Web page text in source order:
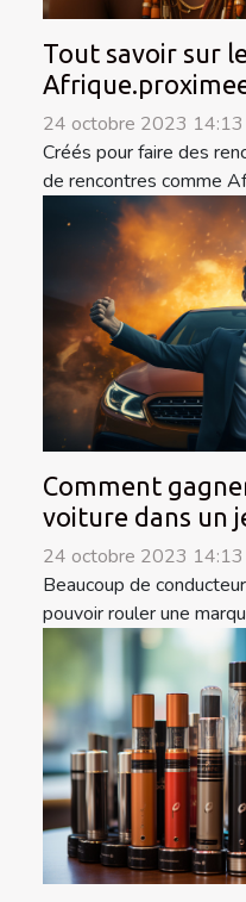
Tout savoir sur
24 octobre 2023 14:13
Créés pour faire des
de rencontres comme
Comment
voiture dans un
24 octobre 2023 14:13
Beaucoup de
pouvoir rouler une